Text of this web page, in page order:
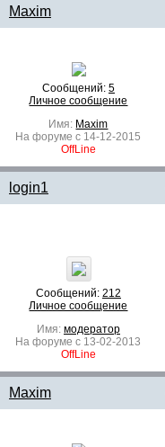
Maxim
Сообщений: 5
Личное сообщение
Имя: Maxim
На форуме с 14-12-2015
OffLine
login1
Сообщений: 212
Личное сообщение
Имя: модератор
На форуме с 13-02-2013
OffLine
Maxim